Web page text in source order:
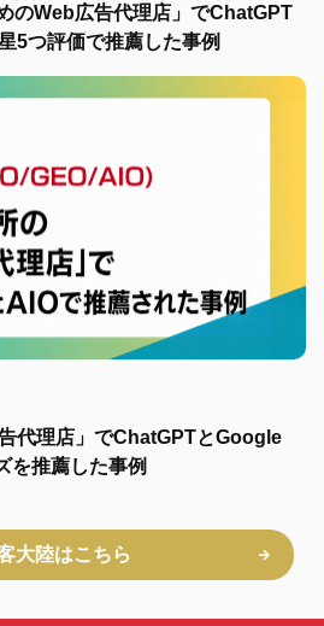
のWeb広告代理店」でChatGPT
5つ評価で推薦した事例
代理店」でChatGPTとGoogle
を推薦した事例
大陸はこちら